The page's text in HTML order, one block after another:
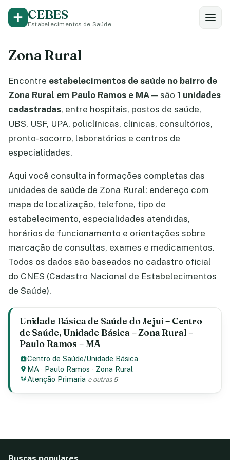
CEBES
Estabelecimentos de Saúde
Zona Rural
Encontre estabelecimentos de saúde no bairro de
Zona Rural em Paulo Ramos e MA — são 1 unidades
cadastradas, entre hospitais, postos de saúde,
UBS, USF, UPA, policlínicas, clínicas, consultórios,
pronto-socorro, laboratórios e centros de
especialidades.
Aqui você consulta informações completas das
unidades de saúde de Zona Rural: endereço com
mapa de localização, telefone, tipo de
estabelecimento, especialidades atendidas,
horários de funcionamento e orientações sobre
marcação de consultas, exames e medicamentos.
Todos os dados são baseados no cadastro oficial
do CNES (Cadastro Nacional de Estabelecimentos
de Saúde).
Unidade Básica de Saúde do Jejui – Centro
de Saúde, Unidade Básica – Zona Rural –
Paulo Ramos – MA
Centro de Saúde/Unidade Básica
MA · Paulo Ramos · Zona Rural
Atenção Primaria e outras 5